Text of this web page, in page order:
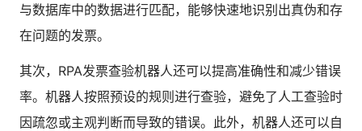
与数据库中的数据进行匹配，能够快速地识别出真伪和存
在问题的发票。
其次，RPA发票查验机器人还可以提高准确性和减少错误
率。机器人按照预设的规则进行查验，避免了人工查验时
因疏忽或主观判断而导致的错误。此外，机器人还可以自